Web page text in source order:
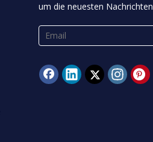
um die neuesten